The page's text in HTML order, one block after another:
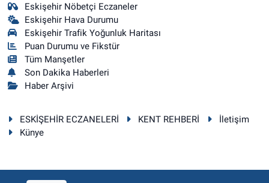
Eskişehir Nöbetçi Eczaneler
Eskişehir Hava Durumu
Eskişehir Trafik Yoğunluk Haritası
Puan Durumu ve Fikstür
Tüm Manşetler
Son Dakika Haberleri
Haber Arşivi
ESKİŞEHİR ECZANELERİ KENT REHBERİ
İletişim
Künye